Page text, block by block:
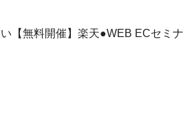
【無料開催】楽天●WEB ECセミナ